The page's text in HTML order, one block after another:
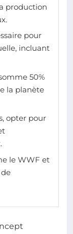
production
pour
incluant
50%
la planète
opter pour
le WWF et